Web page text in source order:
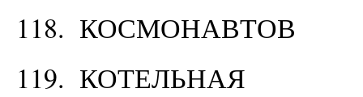
118. КОСМОНАВТОВ
119. КОТЕЛЬНАЯ